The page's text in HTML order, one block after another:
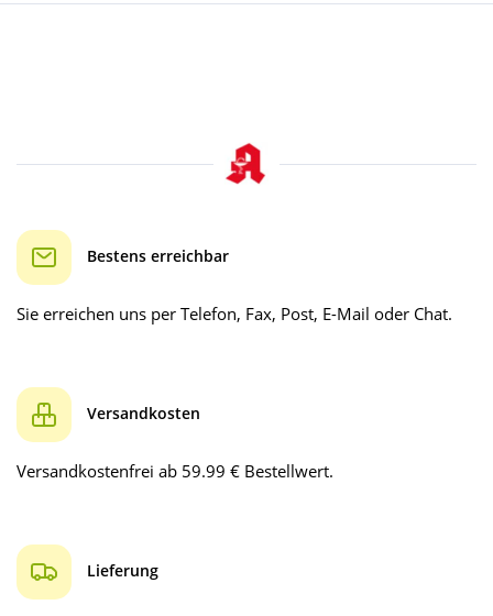
Bestens erreichbar
Sie erreichen uns per Telefon, Fax, Post, E-Mail oder Chat.
Versandkosten
Versandkostenfrei ab 59.99 € Bestellwert.
Lieferung